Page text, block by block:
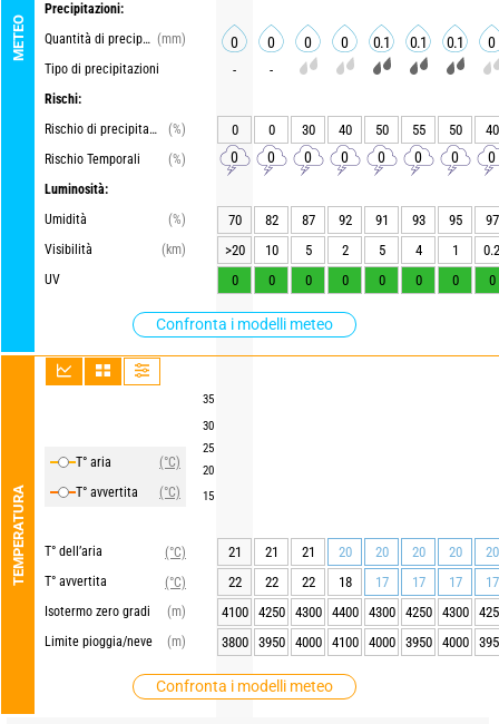
METEO
Precipitazioni:
Quantità di precipitazioni (mm)
Tipo di precipitazioni
Rischi:
Rischio di precipitazioni
(%)
Rischio Temporali
(%)
Luminosità:
Umidità
(%)
Visibilità
(km)
UV
Confronta i modelli meteo
TEMPERATURA
T° aria
(°C)
T° avvertita
(°C)
T° dell’aria
(°C)
T° avvertita
(°C)
Isotermo zero gradi
(m)
Limite pioggia/neve
(m)
Confronta i modelli meteo
35
30
25
20
15
0 0 0 0 0.1 0.1 0.1 0
- -
0 0 30 40 50 55 50 40
0 0 0 0 0 0 0 0
70 82 87 92 91 93 95
97
>20
10 5 2 5 4 1
0.2
0
0 0 0 0 0 0 0
21 21 21 20 20 20 20
20
22
22 22 18 17 17 17
17
4100
4250 4300 4400 4300 4250 4300
3800
3950 4000 4100 4000 3950 4000